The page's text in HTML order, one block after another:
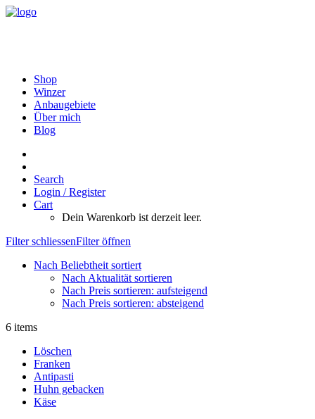
Shop
Winzer
Anbaugebiete
Über mich
Blog
Search
Login / Register
Cart
Dein Warenkorb ist derzeit leer.
Filter schliessenFilter öffnen
Nach Beliebtheit sortiert
Nach Aktualität sortieren
Nach Preis sortieren: aufsteigend
Nach Preis sortieren: absteigend
6 items
Löschen
Franken
Antipasti
Huhn gebacken
Käse